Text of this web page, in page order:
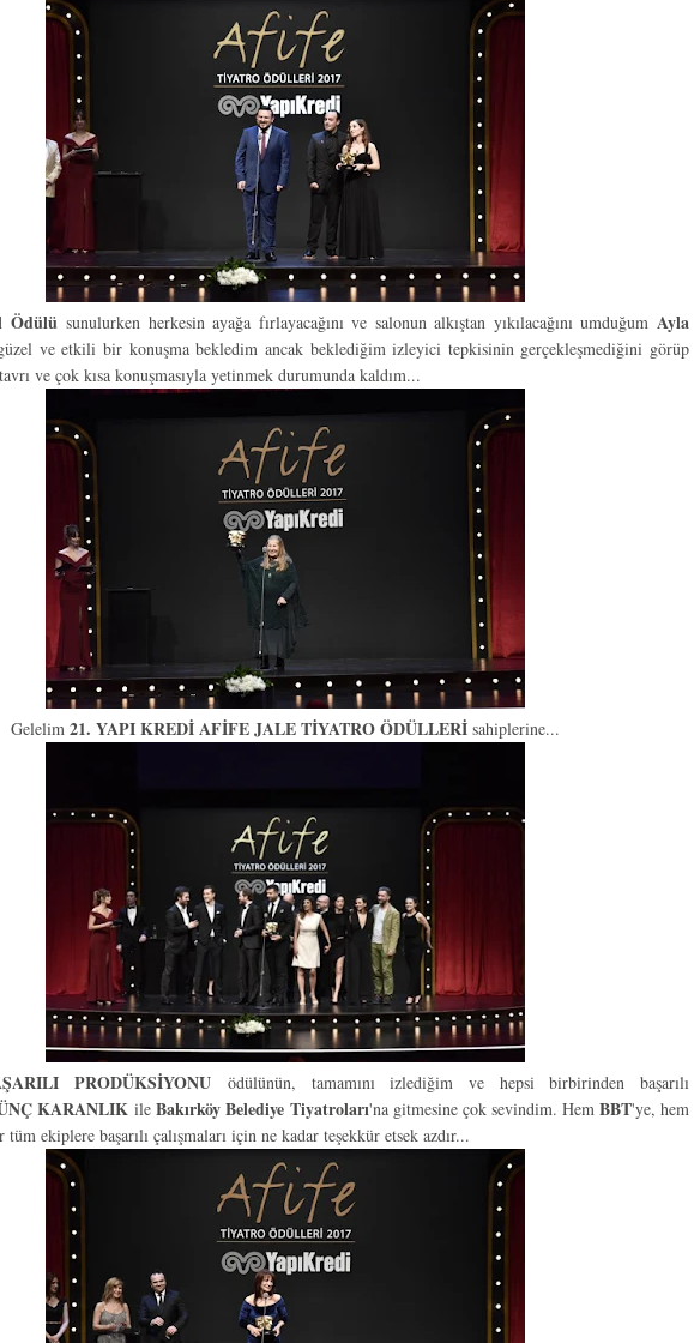
Ödülü sunulurkenherkesin ayağa fırlayacağını vesalonun alkıştan yıkılacağını umduğumAyla
ve etkili bir konuşma bekledim ancak beklediğim izleyici tepkisinin gerçekleşmediğini görüp
ve çok kısa konuşmasıyla yetinmek durumunda kaldım...
Gelelim 21. YAPI KREDİ AFİFE JALE TİYATRO ÖDÜLLERİ sahiplerine...
PRODÜKSİYONU ödülünün, tamamını izlediğim ve hepsi birbirinden başarılı
KARANLIKileBakırköy Belediye Tiyatroları'na gitmesine çok sevindim. Hem BBT'ye, hem
ekiplere başarılı çalışmaları için ne kadar teşekkür etsek azdır...